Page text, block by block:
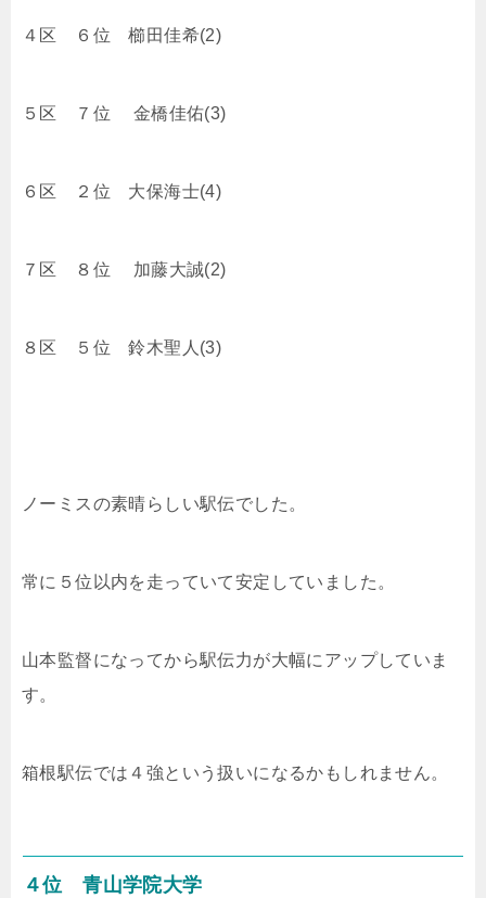
４区 ６位 櫛田佳希(2)
５区 ７位 金橋佳佑(3)
６区 ２位 大保海士(4)
７区 ８位 加藤大誠(2)
８区 ５位 鈴木聖人(3)
ノーミスの素晴らしい駅伝でした。
常に５位以内を走っていて安定していました。
山本監督になってから駅伝力が大幅にアップしていま
す。
箱根駅伝では４強という扱いになるかもしれません。
４位 青山学院大学